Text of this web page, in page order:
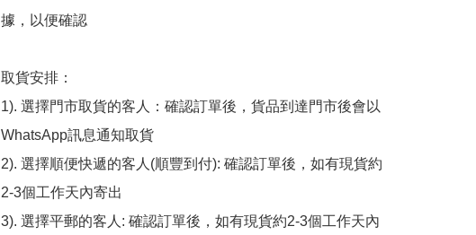
據，以便確認
取貨安排：
1). 選擇門市取貨的客人：確認訂單後，貨品到達門市後會以
WhatsApp訊息通知取貨
2). 選擇順便快遞的客人(順豐到付): 確認訂單後，如有現貨約
2-3個工作天內寄出
3). 選擇平郵的客人: 確認訂單後，如有現貨約2-3個工作天內